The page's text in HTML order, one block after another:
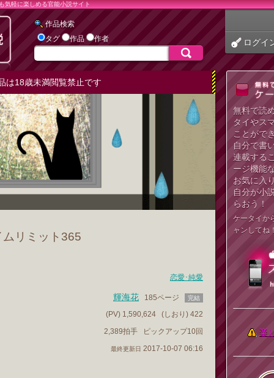
気軽に楽しめる官能小説サイト
作品検索
タグ
作品 作者 ログイ
は18歳未満閲覧禁止です
ムリミット365
恋愛･純愛
輝海花 185ページ 完結
(PV) 1,590,624
(しおり) 422
2,389拍手
ピックアップ10回
最終更新日 2017-10-07 06:16
無料で読
タイやス
ことがで
自分で書
連載する
ージ機能
お気に入
自分が小
らおう！
ケータイか
ャンしてね
楽